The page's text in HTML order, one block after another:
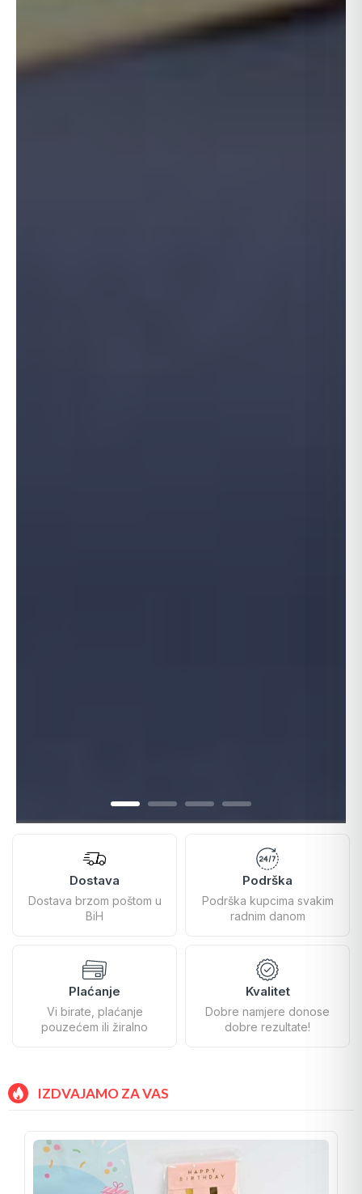
Dostava
Dostava brzom poštom u
BiH
Podrška
Podrška kupcima svakim
radnim danom
Plaćanje
Vi birate, plaćanje
pouzećem ili žiralno
Kvalitet
Dobre namjere donose
dobre rezultate!
IZDVAJAMO ZA VAS